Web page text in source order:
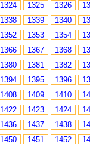
1324
1325 1326
1338
1339 1340
1352
1353 1354
1366
1367 1368
1380
1381 1382
1394
1395 1396
1408
1409 1410
1422
1423 1424
1436
1437 1438
1450
1451 1452